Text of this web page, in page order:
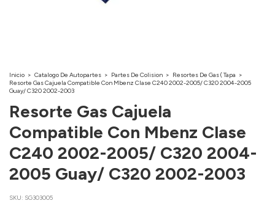
Inicio > Catalogo De Autopartes > Partes De Colision > Resortes De Gas ( Tapa >
Resorte Gas Cajuela Compatible Con Mbenz Clase C240 2002-2005/ C320 2004-2005
Guay/ C320 2002-2003
Resorte Gas Cajuela
Compatible Con Mbenz Clase
C240 2002-2005/ C320 2004-
2005 Guay/ C320 2002-2003
SKU: SG303005